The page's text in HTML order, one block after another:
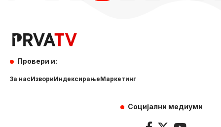
Провери и:
За насИзвориИндексирањеМаркетинг
Социјални медиуми